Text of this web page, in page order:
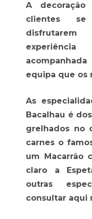
A
clientes
equipa que os
As
Bacalhau é
grelhados no
carnes o
um Macarrão
claro a
outras
consultar aqui